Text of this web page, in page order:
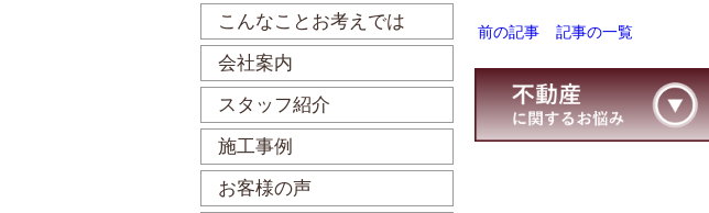
前の記事 記事の一覧
こんなことお考えでは
会社案内
スタッフ紹介
施工事例
お客様の声